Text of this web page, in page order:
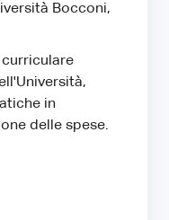
Bocconi,
curriculare
in
delle spese.